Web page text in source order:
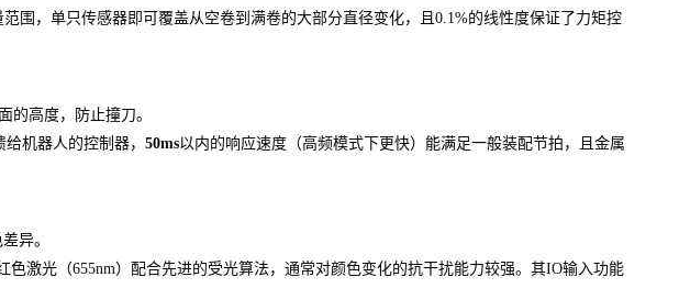
围，单只传感器即可覆盖从空卷到满卷的大部分直径变化，且0.1%的线性度保证了力矩控
的高度，防止撞刀。
机器人的控制器， 50ms以内的响应速度（高频模式下更快）能满足一般装配节拍，且金属
异。
色激光（655nm）配合先进的受光算法，通常对颜色变化的抗干扰能力较强。其IO输入功能